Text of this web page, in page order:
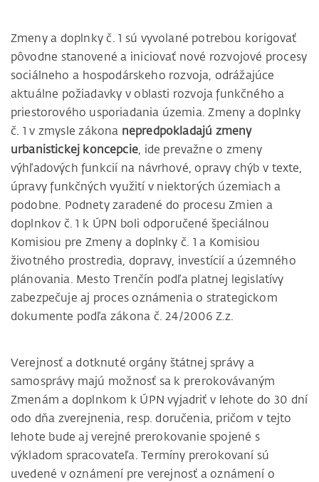
Zmeny a doplnky č. 1 sú vyvolané potrebou korigovať
pôvodne stanovené a iniciovať nové rozvojové procesy
sociálneho a hospodárskeho rozvoja, odrážajúce
aktuálne požiadavky v oblasti rozvoja funkčného a
priestorového usporiadania územia. Zmeny a doplnky
č. 1 v zmysle zákona nepredpokladajú zmeny
urbanistickej koncepcie, ide prevažne o zmeny
výhľadových funkcií na návrhové, opravy chýb v texte,
úpravy funkčných využití v niektorých územiach a
podobne. Podnety zaradené do procesu Zmien a
doplnkov č. 1 k ÚPN boli odporučené špeciálnou
Komisiou pre Zmeny a doplnky č. 1 a Komisiou
životného prostredia, dopravy, investícií a územného
plánovania. Mesto Trenčín podľa platnej legislatívy
zabezpečuje aj proces oznámenia o strategickom
dokumente podľa zákona č. 24/2006 Z.z.
Verejnosť a dotknuté orgány štátnej správy a
samosprávy majú možnosť sa k prerokovávaným
Zmenám a doplnkom k ÚPN vyjadriť v lehote do 30 dní
odo dňa zverejnenia, resp. doručenia, pričom v tejto
lehote bude aj verejné prerokovanie spojené s
výkladom spracovateľa. Termíny prerokovaní sú
uvedené v oznámení pre verejnosť a oznámení o